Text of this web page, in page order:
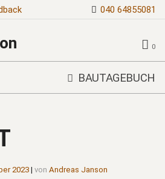
040 64855081
0
BAUTAGEBUCH
2023 | von Andreas Janson